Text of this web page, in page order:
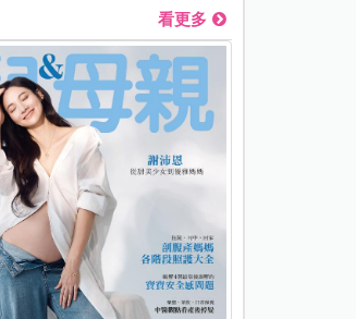
看更多